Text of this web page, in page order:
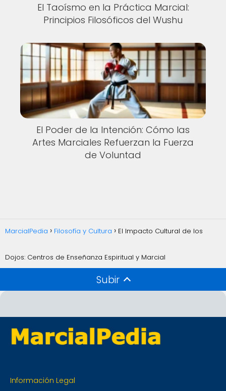
El Taoísmo en la Práctica Marcial:
Principios Filosóficos del Wushu
El Poder de la Intención: Cómo las
Artes Marciales Refuerzan la Fuerza
de Voluntad
MarcialPedia Filosofía y Cultura El Impacto Cultural de los
Dojos: Centros de Enseñanza Espiritual y Marcial
Subir
Información Legal